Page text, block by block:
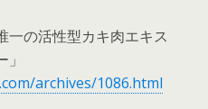
一の活性型カキ肉エキス
archives/1086.html